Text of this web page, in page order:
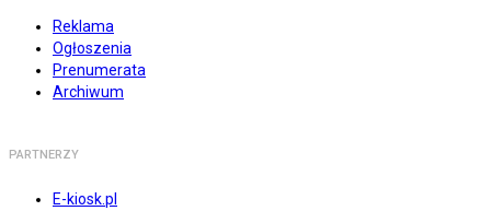
Reklama
Ogłoszenia
Prenumerata
Archiwum
PARTNERZY
E-kiosk.pl